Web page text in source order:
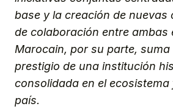
base y la creación de nuevas
de colaboración entre ambas
Marocain, por su parte,
prestigio de una institución
consolidada en el
país.